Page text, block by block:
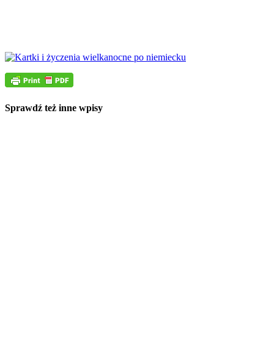
Sprawdź też inne wpisy